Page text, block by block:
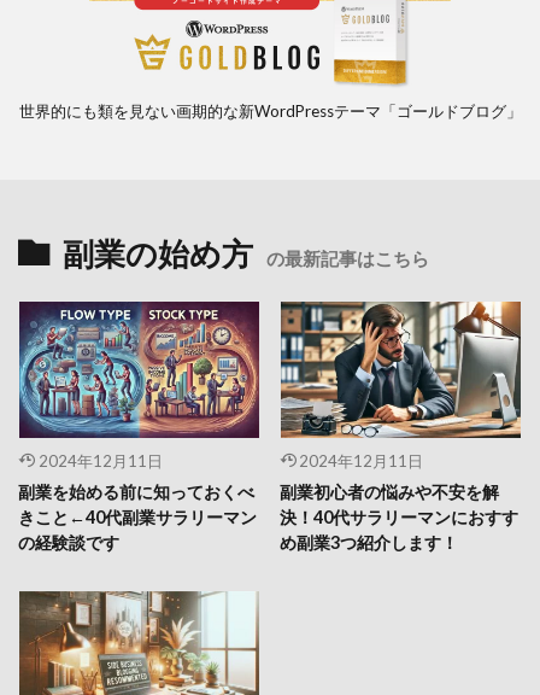
世界的にも類を見ない画期的な新WordPressテーマ「ゴールドブログ」
副業の始め方 の最新記事はこちら
2024年12月11日
副業を始める前に知っておくべ
きこと←40代副業サラリーマン
の経験談です
2024年12月11日
副業初心者の悩みや不安を解
決！40代サラリーマンにおすす
め副業3つ紹介します！